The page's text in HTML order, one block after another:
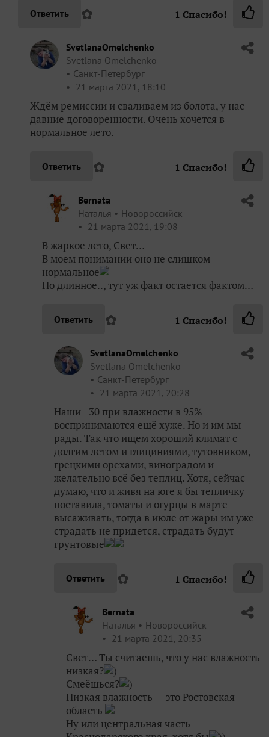
Ответить ✿ 1 Спасибо!
SvetlanaOmelchenko
Svetlana Omelchenko
Санкт-Петербург
21 марта 2021, 18:10
Ждём ремиссии и сваливаем из болота, у нас
давние договоренности. Очень хочется в
нормальное лето.
Ответить ✿ 1 Спасибо!
Bernata
Наталья
Новороссийск
21 марта 2021, 19:08
В жаркое лето, Свет…
В моем понимании оно не слишком
нормальное
Но длинное.., тут уж факт остается фактом…
Ответить ✿ 1 Спасибо!
SvetlanaOmelchenko
Svetlana Omelchenko
Санкт-Петербург
21 марта 2021, 20:28
Наши +30 при влажности в 95%
воспринимаются ещё хуже. Но и им мы
рады. Так что ищем хороший климат с
долгим летом и глициниями, тутовником,
грецкими орехами, виноградом и
желательно всё без теплиц. Хотя, сейчас
думаю, что и живя на юге я бы тепличку
поставила, томаты и огурцы в марте
высаживать, тогда в июле от жары им уже
страдать не придется, страдать будут
грунтовые
Ответить ✿ 1 Спасибо!
Bernata
Наталья
Новороссийск
21 марта 2021, 20:35
Свет… Ты считаешь, что у нас влажность
низкая?
)
Смеёшься?
)
Низкая влажность — это Ростовская
область
Ну или центральная часть